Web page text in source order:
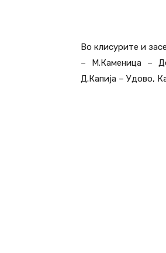
Во клисурите и
– М.Каменица –
Д.Капија – Удово,